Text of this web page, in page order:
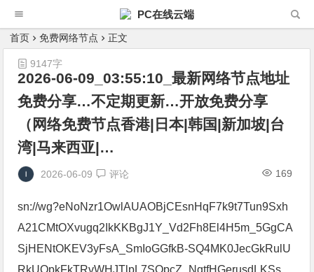
PC在线云端
首页 免费网络节点 正文
2026-06-09_03:55:10_最新网络节点地址
免费分享…不定期更新…开放免费分享
（网络免费节点香港|日本|韩国|新加坡|台
湾|马来西亚|…
2026-06-09 评论 169
9147字
sn://wg?eNoNzr1OwlAUAOBjCEsnHqF7k9t7Tun9Sxh
A21CMtOXvugq2IkKKBgJ1Y_Vd2Fh8El4H5m_5GgCA
SjHENtOKEV3yFsA_SmIoGGfkB-SQ4MK0JecGkRulU
RkUQpkFkTRvWHJTlpL7SOpcZ_NgtfHGerusdLKSs_